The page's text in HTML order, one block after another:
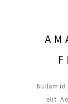
Nullam
elit.